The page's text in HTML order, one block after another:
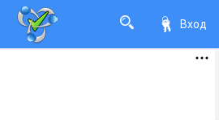
Вход